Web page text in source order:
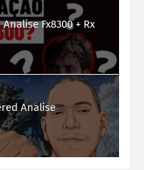
Fx8300 + Rx
Analise